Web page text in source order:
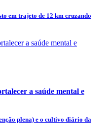
em trajeto de 12 km cruzando
a saúde mental e
plena) e o cultivo diário da